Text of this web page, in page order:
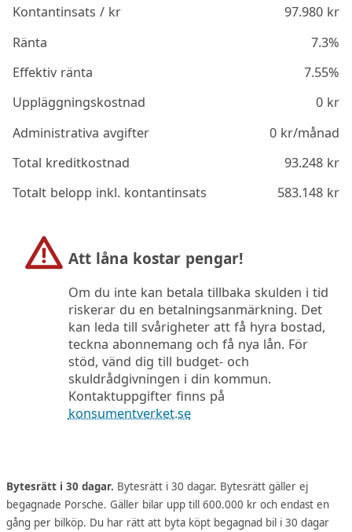
Kontantinsats / kr 97.980kr
Ränta
7.3%
Effektiv ränta
7.55%
Uppläggningskostnad
0kr
Administrativa avgifter
0kr/månad
Total kreditkostnad
93.248kr
Totalt belopp inkl. kontantinsats
583.148kr
Att låna kostar pengar!
Om du inte kan betala tillbaka skulden i tid
riskerar du en betalningsanmärkning. Det
kan leda till svårigheter att få hyra bostad,
teckna abonnemang och få nya lån. För
stöd, vänd dig till budget- och
skuldrådgivningen i din kommun.
Kontaktuppgifter finns på
konsumentverket.se
Bytesrätt i 30 dagar. Bytesrätt i 30 dagar. Bytesrätt gäller ej
begagnade Porsche. Gäller bilar upp till 600.000 kr och endast en
gång per bilköp. Du har rätt att byta köpt begagnad bil i 30 dagar